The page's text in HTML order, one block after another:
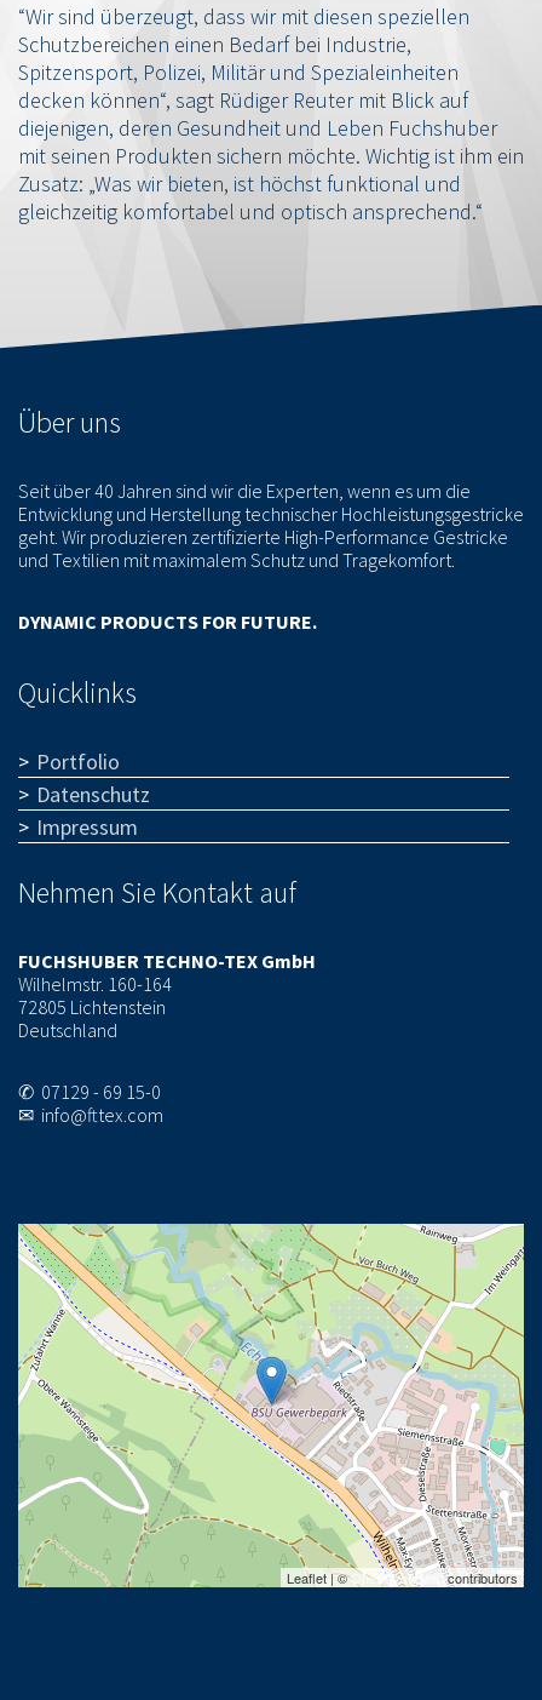
“Wir sind überzeugt, dass wir mit diesen speziellen
Schutzbereichen einen Bedarf bei Industrie,
Spitzensport, Polizei, Militär und Spezialeinheiten
decken können“, sagt Rüdiger Reuter mit Blick auf
diejenigen, deren Gesundheit und Leben Fuchshuber
mit seinen Produkten sichern möchte. Wichtig ist ihm ein
Zusatz: „Was wir bieten, ist höchst funktional und
gleichzeitig komfortabel und optisch ansprechend.“
Über uns
Seit über 40 Jahren sind wir die Experten, wenn es um die
Entwicklung und Herstellung technischer Hochleistungsgestricke
geht. Wir produzieren zertifizierte High-Performance Gestricke
und Textilien mit maximalem Schutz und Tragekomfort.
DYNAMIC PRODUCTS FOR FUTURE.
Quicklinks
Portfolio
Datenschutz
Impressum
Nehmen Sie Kontakt auf
FUCHSHUBER TECHNO-TEX GmbH
Wilhelmstr. 160-164
72805 Lichtenstein
Deutschland
✆ 07129 - 69 15-0
✉ info@fttex.com
Leaflet | ©OpenStreetMapcontributors